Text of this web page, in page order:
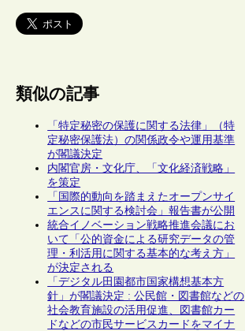
類似の記事
「特定秘密の保護に関する法律」（特
定秘密保護法）の関係政令や運用基準
が閣議決定
内閣官房・文化庁、「文化経済戦略」
を策定
「国際的動向を踏まえたオープンサイ
エンスに関する検討会」報告書が公開
統合イノベーション戦略推進会議にお
いて「公的資金による研究データの管
理・利活用に関する基本的な考え方」
が決定される
「デジタル田園都市国家構想基本方
針」が閣議決定 : 公民館・図書館などの
社会教育施設の活用促進、図書館カー
ドなどの市民サービスカードをマイナ